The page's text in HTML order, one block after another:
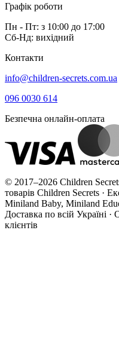
Графік роботи
Пн - Пт: з 10:00 до 17:00
Сб-Нд: вихідний
Контакти
info@children-secrets.com.ua
096 0030 614
Безпечна онлайн-оплата
© 2017–2026 Children
товарів Children Secrets ·
Miniland Baby, Miniland
Доставка по всій Україні ·
клієнтів